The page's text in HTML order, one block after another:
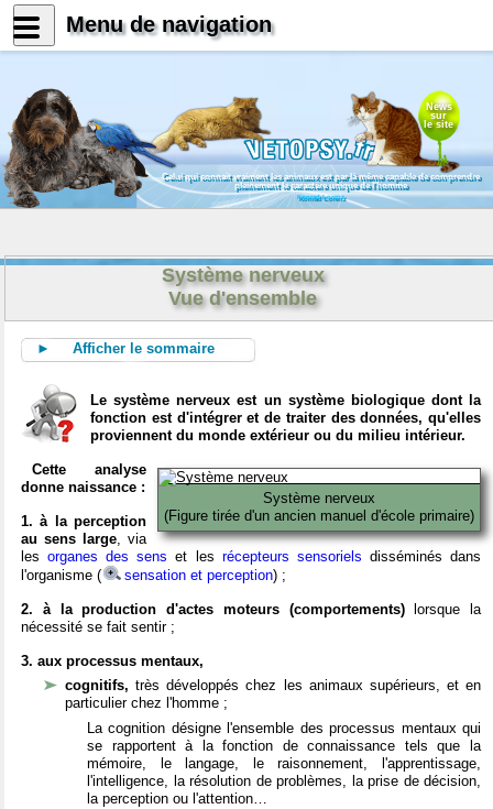
News
sur
le site
Celui qui connait vraiment les animaux est par là même capable de comprendre
pleinement le caractère unique de l'homme
Konrad Lorenz
Système nerveux
Vue d'ensemble
► Afficher le sommaire
Le système nerveux est un système biologique dont la
fonction est d'intégrer et de traiter des données, qu'elles
proviennent du monde extérieur ou du milieu intérieur.
Système nerveux
(Figure tirée d'un ancien manuel d'école primaire)
Cette analyse
donne naissance :
1. à la perception
au sens large, via
lesorganes des sens et les récepteurs sensoriels disséminés dans
l'organisme (
sensation et perception) ;
2. à la production d'actes moteurs (comportements)lorsque la
nécessité se fait sentir ;
3. aux processus mentaux,
cognitifs,très développés chez les animaux supérieurs, et en
particulier chez l'homme ;
La cognition désigne l'ensemble des processus mentaux qui
se rapportent à la fonction de connaissance tels que la
mémoire, le langage, le raisonnement, l'apprentissage,
l'intelligence, la résolution de problèmes, la prise de décision,
la perception ou l'attention…
Menu de navigation